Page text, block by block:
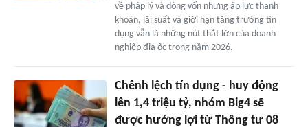
về pháp lý và dòng vốn nhưng áp lực thanh
khoản, lãi suất và giới hạn tăng trưởng tín
dụng vẫn là những nút thắt lớn của doanh
nghiệp địa ốc trong năm 2026.
Chênh lệch tín dụng - huy động
lên 1,4 triệu tỷ, nhóm Big4 sẽ
được hưởng lợi từ Thông tư 08